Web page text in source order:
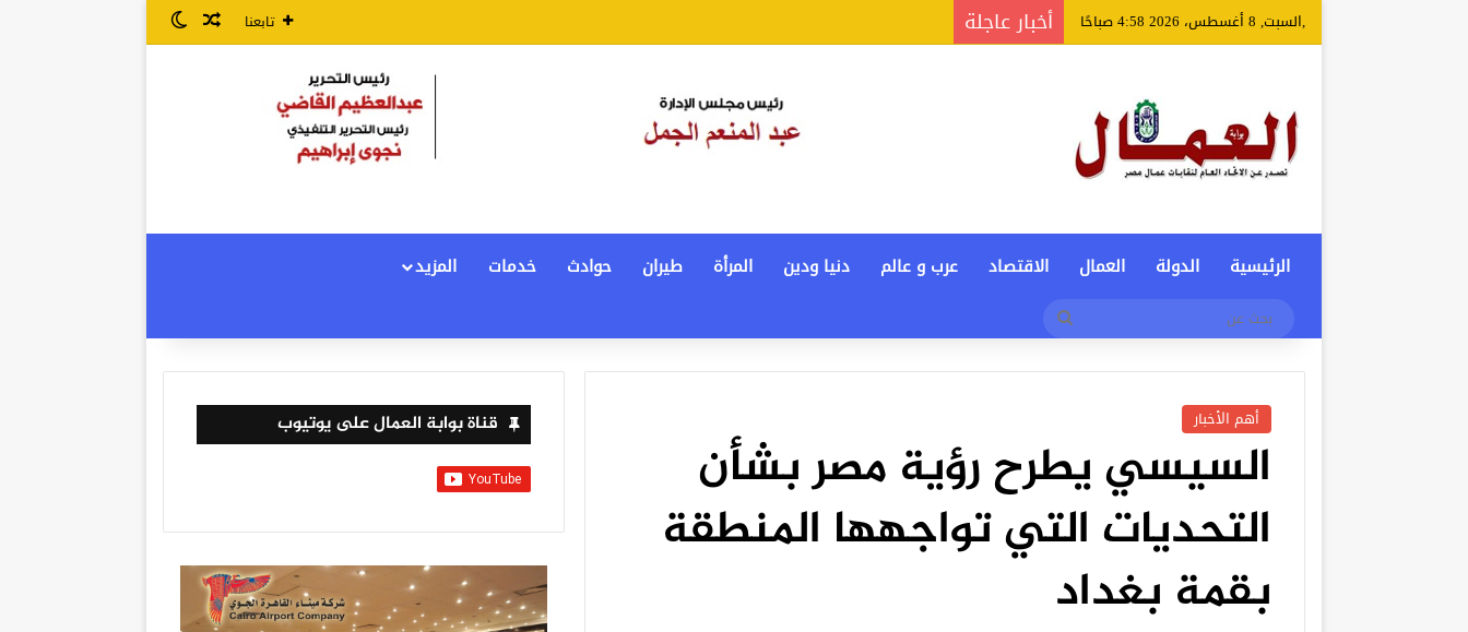
,السبت, 8 أغسطس، 2026 4:58 صباحًا أخبار عاجلة تابعنا مقال عشوائي
الوضع المظلم
الرئيسية الدولة العمال الاقتصاد عرب و عالم دنيا ودين المرأة طيران حوادث خدمات
المزيد
أهم الأخبار
السيسي يطرح رؤية مصر بشأن
التحديات التي تواجهها المنطقة
بقمة بغداد
قناة بوابة العمال على يوتيوب